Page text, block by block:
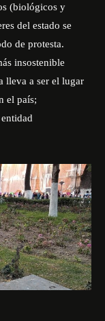
(biológicos y
del estado se
de protesta.
insostenible
lleva a ser el lugar
el país;